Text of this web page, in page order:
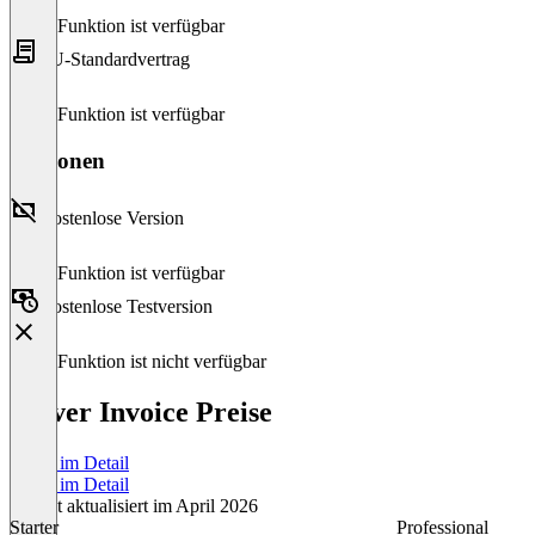
Diese Funktion ist verfügbar
EU-Standardvertrag
Diese Funktion ist verfügbar
Versionen
Kostenlose Version
Diese Funktion ist verfügbar
Kostenlose Testversion
Diese Funktion ist nicht verfügbar
Clever Invoice Preise
Preise im Detail
Preise im Detail
Zuletzt aktualisiert im April 2026
Starter
Professional